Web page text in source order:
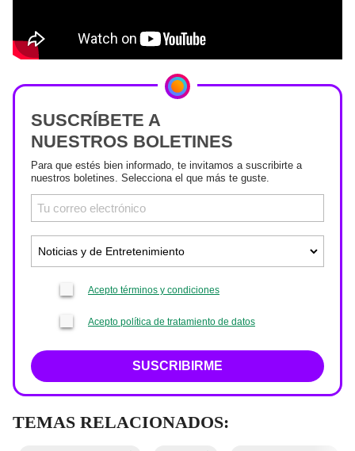
SUSCRÍBETE A
NUESTROS BOLETINES
Para que estés bien informado, te invitamos a suscribirte a
nuestros boletines. Selecciona el que más te guste.
Acepto términos y condiciones
Acepto política de tratamiento de datos
SUSCRIBIRME
TEMAS RELACIONADOS: